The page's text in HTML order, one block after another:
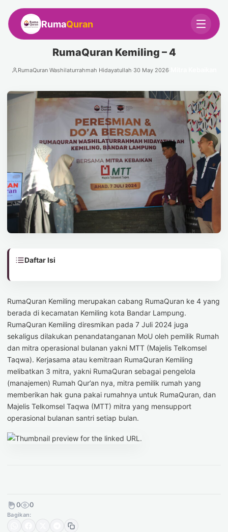
RumaQuran Kemiling – 4
RumaQuran Washilaturrahmah Hidayatullah·30 May 2026·
Daftar Isi
RumaQuran Kemiling merupakan cabang RumaQuran ke 4 yang
berada di kecamatan Kemiling kota Bandar Lampung.
RumaQuran Kemiling diresmikan pada 7 Juli 2024 juga
sekaligus dilakukan penandatanganan MoU oleh pemilik Rumah
dan mitra operasional bulanan yakni MTT (Majelis Telkomsel
Taqwa). Kerjasama atau kemitraan RumaQuran Kemiling
melibatkan 3 mitra, yakni RumaQuran sebagai pengelola
(manajemen) Rumah Qur’an nya, mitra pemilik rumah yang
memberikan hak guna pakai rumahnya untuk RumaQuran, dan
Majelis Telkomsel Taqwa (MTT) mitra yang mensupport
operasional bulanan santri setiap bulan.
0 0
Bagikan:
RumaQuran